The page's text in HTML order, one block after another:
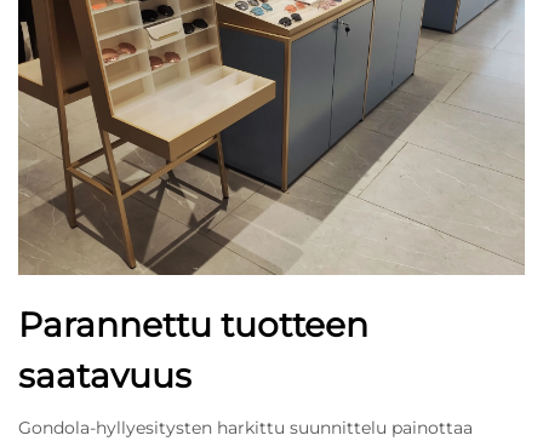
Parannettu tuotteen
saatavuus
Gondola-hyllyesitysten harkittu suunnittelu painottaa